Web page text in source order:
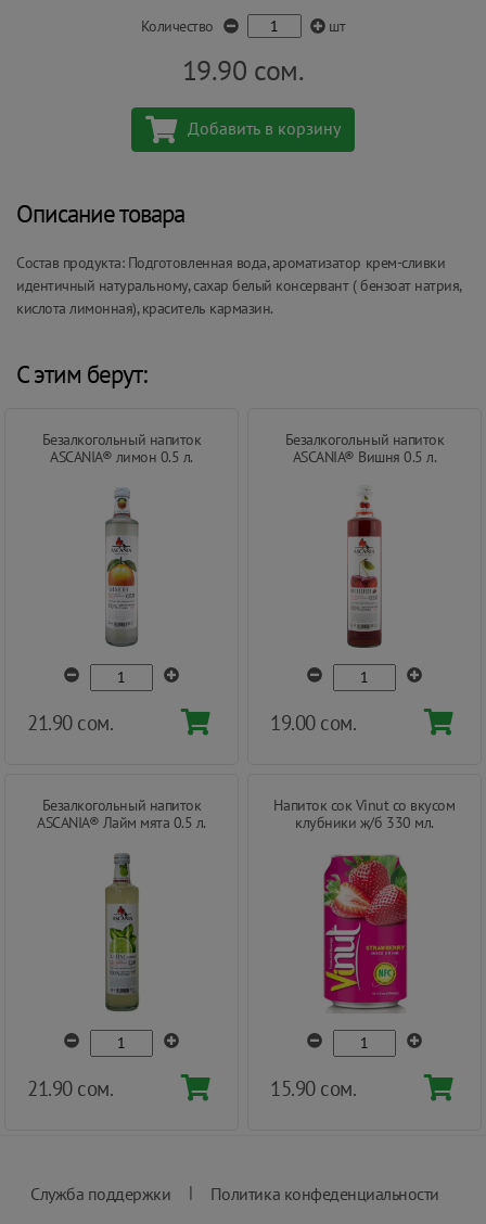
Количество шт
19.90 сом.
Добавить в корзину
Описание товара
Состав продукта: Подготовленная вода, ароматизатор крем-сливки
идентичный натуральному, сахар белый консервант ( бензоат натрия,
кислота лимонная), краситель кармазин.
С этим берут:
Безалкогольный напиток
ASCANIA® лимон 0.5 л.
21.90 сом.
Безалкогольный напиток
ASCANIA® Вишня 0.5 л.
19.00 сом.
Безалкогольный напиток
ASCANIA® Лайм мята 0.5 л.
21.90 сом.
Напиток сок Vinut со вкусом
клубники ж/б 330 мл.
15.90 сом.
Служба поддержки | Политика конфеденциальности